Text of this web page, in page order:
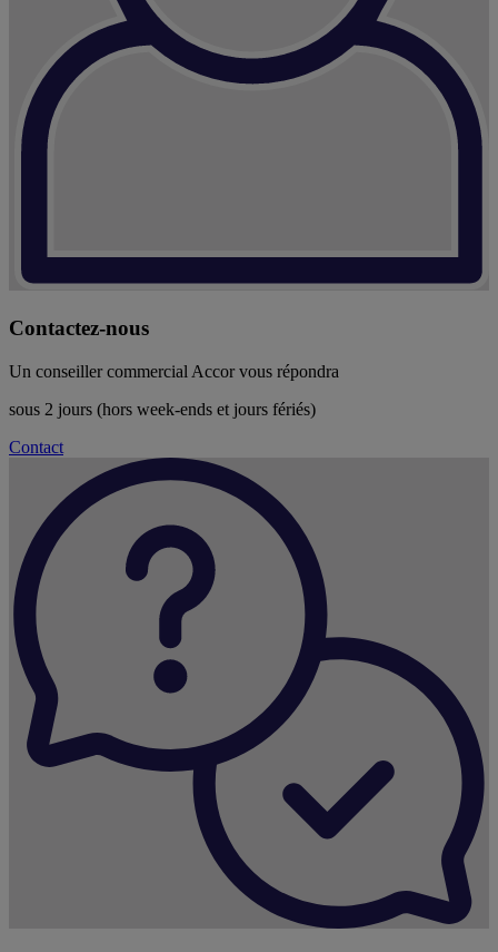
Contactez-nous
Un conseiller commercial Accor vous répondra
sous 2 jours (hors week-ends et jours fériés)
Contact